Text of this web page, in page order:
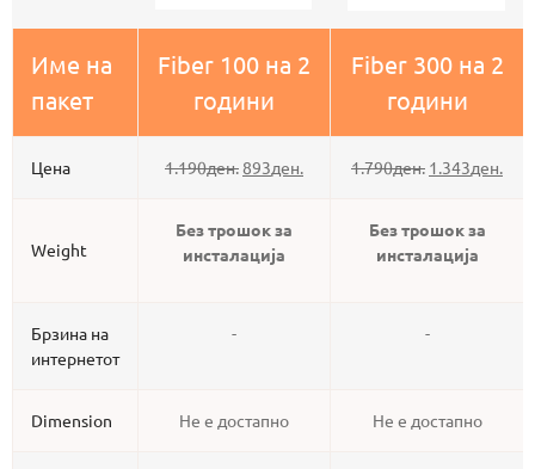
Име на
пакет
Fiber 100 на 2
години
Fiber 300 на 2
години
Цена 1.190ден.893ден. 1.790ден. 1.343ден.
Weight
Без трошок за
инсталација
Без трошок за
инсталација
Брзина на
интернетот
- -
Dimension Не е достапно Не е достапно